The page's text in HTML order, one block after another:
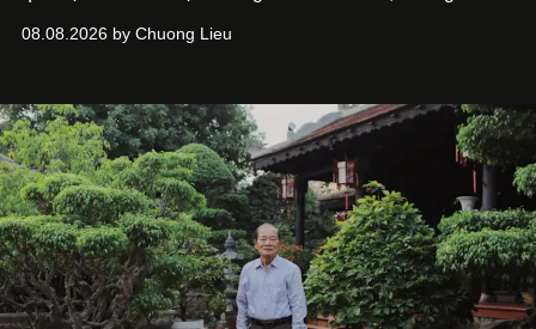
phim điện ảnh trong nửa đầu 2026 đến hành trình trở lại
bằng một tâm thế điềm tĩnh hơn. Anh tiếp tục học hỏi, trau
dồi và chờ đợi những vai diễn đủ sức đưa mình đến
những vùng đất mới. Ở tuổi ngoài 30, điều anh theo đuổi
không phải những đích đến quá lớn, mà là khả năng luôn
tiến về phía trước.
08.08.2026 by Chuong Lieu